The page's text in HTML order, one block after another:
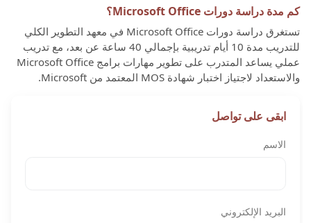
كم مدة دراسة دورات Microsoft Office؟
تستغرق دراسة دورات Microsoft Office في معهد التطوير الكلي
للتدريب مدة 10 أيام تدريبية بإجمالي 40 ساعة عن بعد، مع تدريب
عملي يساعد المتدرب على تطوير مهارات برامج Microsoft Office
والاستعداد لاجتياز اختبار شهادة MOS المعتمد من Microsoft.
ابقى على تواصل
الاسم
البريد الإلكتروني